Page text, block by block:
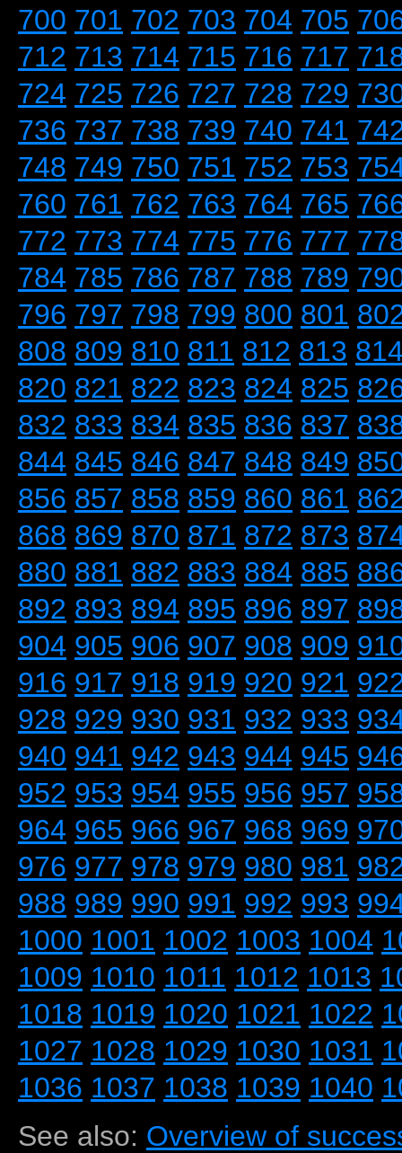
700 701 702 703 704 705
712 713 714 715 716 717
724 725 726 727 728 729
736 737 738 739 740 741
748 749 750 751 752 753
760 761 762 763 764 765
772 773 774 775 776 777
784 785 786 787 788 789
796 797 798 799 800 801
808 809 810 811 812 813
820 821 822 823 824 825
832 833 834 835 836 837
844 845 846 847 848 849
856 857 858 859 860 861
868 869 870 871 872 873
880 881 882 883 884 885
892 893 894 895 896 897
904 905 906 907 908 909
916 917 918 919 920 921
928 929 930 931 932 933
940 941 942 943 944 945
952 953 954 955 956 957
964 965 966 967 968 969
976 977 978 979 980 981
988 989 990 991 992 993
1000 1001 1002 1003 1004
1009 1010 1011 1012 1013
1018 1019 1020 1021 1022
1027 1028 1029 1030 1031
1036 1037 1038 1039 1040
See also: Overview of